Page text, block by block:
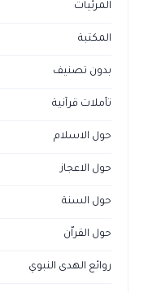
المرئيات
المكتبة
بدون تصنيف
تأملات قرآنية
حول الاسلام
حول الاعجاز
حول السنة
حول القراّن
روائع الهدى النبوي